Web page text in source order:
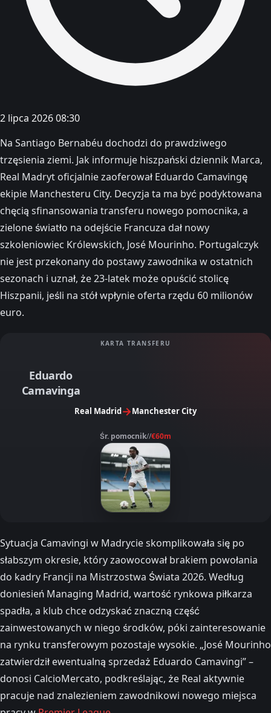
2 lipca 2026 08:30
Na Santiago Bernabéu dochodzi do prawdziwego
trzęsienia ziemi. Jak informuje hiszpański dziennik Marca,
Real Madryt oficjalnie zaoferował Eduardo Camavingę
ekipie Manchesteru City. Decyzja ta ma być podyktowana
chęcią sfinansowania transferu nowego pomocnika, a
zielone światło na odejście Francuza dał nowy
szkoleniowiec Królewskich, José Mourinho. Portugalczyk
nie jest przekonany do postawy zawodnika w ostatnich
sezonach i uznał, że 23-latek może opuścić stolicę
Hiszpanii, jeśli na stół wpłynie oferta rzędu 60 milionów
euro.
KARTA TRANSFERU
Eduardo
Camavinga
Real Madrid→Manchester City
Śr. pomocnik//€60m
Sytuacja Camavingi w Madrycie skomplikowała się po
słabszym okresie, który zaowocował brakiem powołania
do kadry Francji na Mistrzostwa Świata 2026. Według
doniesień Managing Madrid, wartość rynkowa piłkarza
spadła, a klub chce odzyskać znaczną część
zainwestowanych w niego środków, póki zainteresowanie
na rynku transferowym pozostaje wysokie. „José Mourinho
zatwierdził ewentualną sprzedaż Eduardo Camavingi” –
donosi CalcioMercato, podkreślając, że Real aktywnie
pracuje nad znalezieniem zawodnikowi nowego miejsca